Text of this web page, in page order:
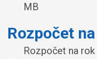
MB
Rozpočet
Rozpočet na